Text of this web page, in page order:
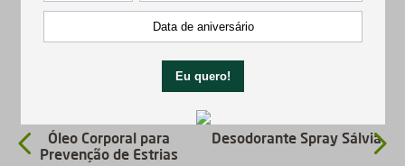
Óleo Corporal para
Prevenção de Estrias
Desodorante Spray Sálvia